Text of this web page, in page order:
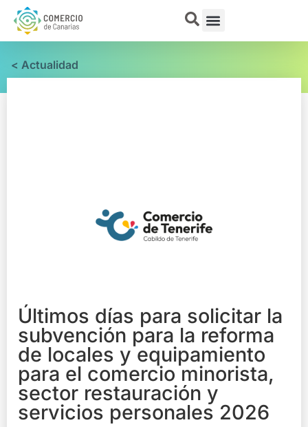
< Actualidad
Últimos días para solicitar la
subvención para la reforma
de locales y equipamiento
para el comercio minorista,
sector restauración y
servicios personales 2026